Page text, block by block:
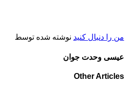
من را دنبال کنید نوشته شده توسط
عیسی وحدت جوان
Other Articles